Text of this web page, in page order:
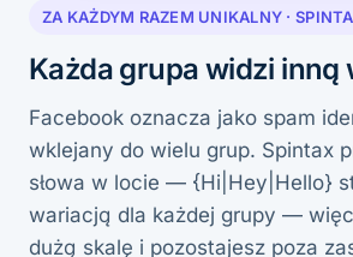
ZA KAŻDYM RAZEM UNIKALNY ·
Każda grupa widzi inną
Facebook oznacza jako spam
wklejany do wielu grup. Spintax
słowa w locie — {Hi|Hey|Hello}
wariacją dla każdej grupy —
dużą skalę i pozostajesz poza